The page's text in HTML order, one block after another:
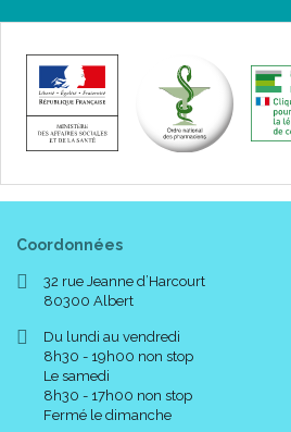
Coordonnées
32 rue Jeanne d’Harcourt
80300 Albert
Du lundi au vendredi
8h30 - 19h00 non stop
Le samedi
8h30 - 17h00 non stop
Fermé le dimanche